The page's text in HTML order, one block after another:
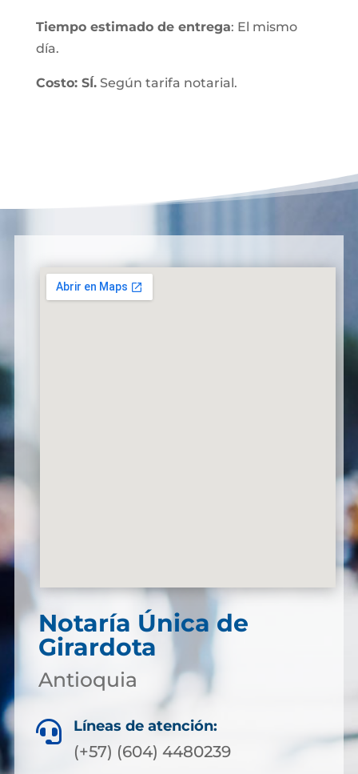
Tiempo estimado de entrega: El mismo
día.
Costo: SÍ.Según tarifa notarial.
Notaría Única de
Girardota
Antioquia
 Líneas de atención:
(+57) (604) 4480239